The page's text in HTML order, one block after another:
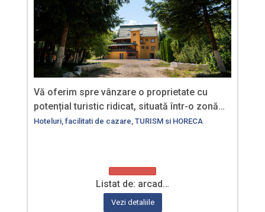
Vă oferim spre vânzare o proprietate cu
potențial turistic ridicat, situată într-o zonă…
Hoteluri, facilitati de cazare, TURISM si HORECA
Listat de: arcad…
Vezi detaliile